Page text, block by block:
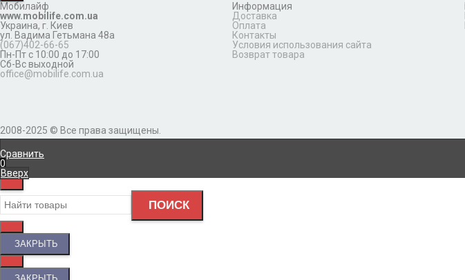
Мобилайф
www.mobilife.com.ua
Украина, г. Киев
ул. Вадима Гетьмана 48а
(067)402-66-65
Пн-Пт с 10:00 до 17:00
Сб-Вс выходной
office@mobilife.com.ua
Информация
Доставка
Оплата
Контакты
Условия использования сайта
Возврат товара
2008-2025 © Все права защищены.
Сравнить
0
Вверх
ПОИСК
ЗАКРЫТЬ